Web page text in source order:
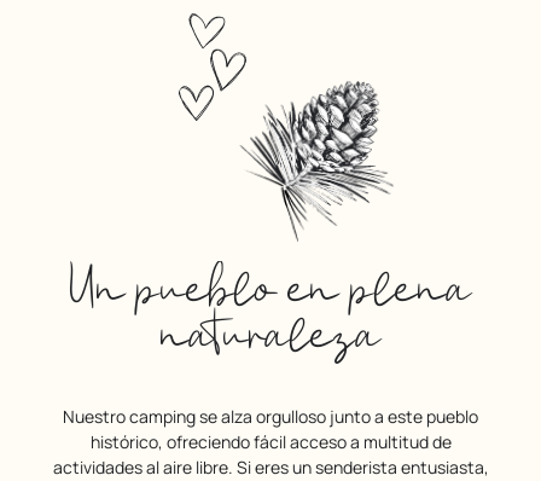
Un pueblo en plena
naturaleza
Nuestro camping se alza orgulloso junto a este pueblo
histórico, ofreciendo fácil acceso a multitud de
actividades al aire libre. Si eres un senderista entusiasta,